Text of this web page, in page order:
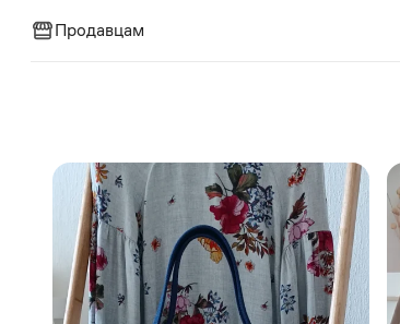
Продавцам